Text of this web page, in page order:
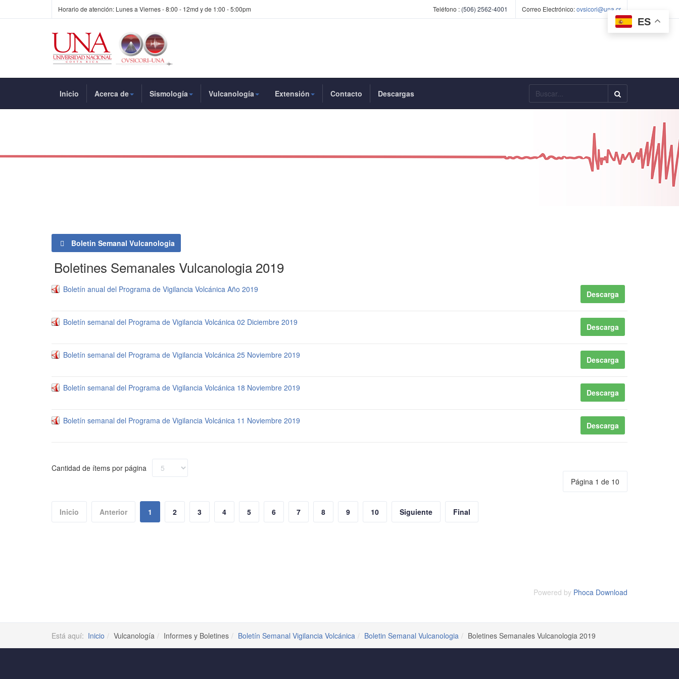
Horario de atención: Lunes a Viernes - 8:00 - 12md y de 1:00 - 5:00pm Teléfono : (506) 2562-4001 Correo Electrónico:ovsicori@una.cr
ES
Inicio Acerca de Sismología Vulcanología Extensión Contacto Descargas Buscar...
Boletin Semanal Vulcanologia
Boletines Semanales Vulcanologia 2019
Boletín anual del Programa de Vigilancia Volcánica Año 2019 Descarga
Boletín semanal del Programa de Vigilancia Volcánica 02 Diciembre 2019 Descarga
Boletín semanal del Programa de Vigilancia Volcánica 25 Noviembre 2019 Descarga
Boletín semanal del Programa de Vigilancia Volcánica 18 Noviembre 2019 Descarga
Boletín semanal del Programa de Vigilancia Volcánica 11 Noviembre 2019 Descarga
Cantidad de ítems por página
Página 1 de 10
Inicio Anterior 1 2 3 4 5 6 7 8 9 10 Siguiente Final
Powered by Phoca Download
Está aquí: Inicio Vulcanología Informes y Boletines Boletín Semanal Vigilancia Volcánica Boletin Semanal Vulcanologia Boletines Semanales Vulcanologia 2019